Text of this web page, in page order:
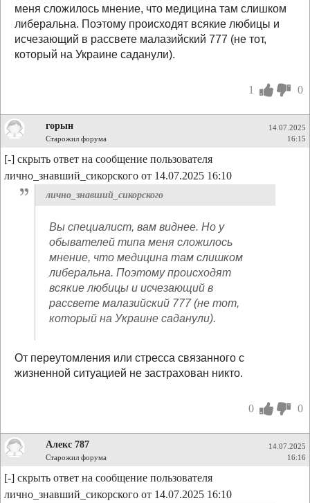
меня сложилось мнение, что медицина там слишком
либеральна. Поэтому происходят всякие любицы и
исчезающий в рассвете малазийский 777 (не тот,
который на Украине саданули).
1 0
горын
Старожил форума
14.07.2025
16:15
[-] скрыть ответ на сообщение пользователя
лично_знавший_сикорского от 14.07.2025 16:10
лично_знавший_сикорского
Вы специалист, вам виднее. Но у
обывателей типа меня сложилось
мнение, что медицина там слишком
либеральна. Поэтому происходят
всякие любицы и исчезающий в
рассвете малазийский 777 (не тот,
который на Украине саданули).
От переутомления или стресса связанного с
жизненной ситуацией не застрахован никто.
0 0
Алекс 787
Старожил форума
14.07.2025
16:16
[-] скрыть ответ на сообщение пользователя
лично_знавший_сикорского от 14.07.2025 16:10